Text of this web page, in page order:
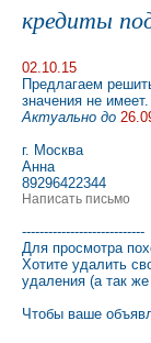
кредиты
02.10.15
Предлагаем
значения не
Актуально до
г. Москва
Анна
89296422344
Написать письмо
----------------------------
Для просмотра
Хотите удалить
удаления (а так
Чтобы ваше